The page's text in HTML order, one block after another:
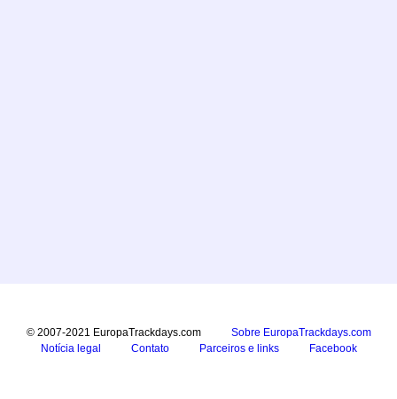
© 2007-2021 EuropaTrackdays.com
Sobre EuropaTrackdays.com
Notícia legal
Contato Parceiros e links Facebook